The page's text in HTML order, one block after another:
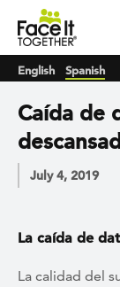
Skip to main
English Spanish
Caída de
July 4, 2019
La caída de
La calidad del